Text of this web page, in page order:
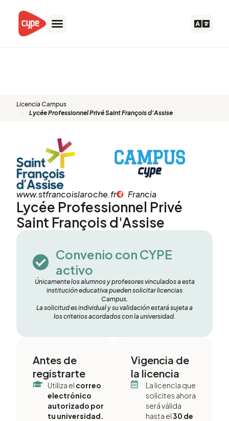
contenido
Licencia Campus
Lycée Professionnel Privé Saint François d'Assise
www.stfrancoislaroche.fr Francia
Lycée Professionnel Privé
Saint François d'Assise
Convenio con CYPE
activo
Únicamente los alumnos y profesores vinculados a esta
institución educativa pueden solicitar licencias
Campus.
La solicitud es individual y su validación estará sujeta a
los criterios acordados con la universidad.
Antes de
registrarte
Utiliza el correo
electrónico
autorizado por
tu universidad.
Vigencia de
la licencia
La licencia que
solicites ahora
será válida
hasta el30 de